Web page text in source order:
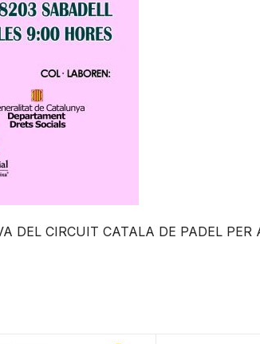
DEL CIRCUIT CATALA DE PADEL